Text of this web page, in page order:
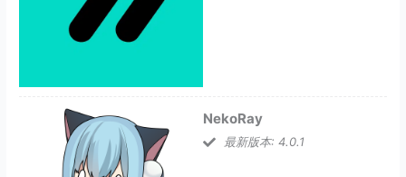
NekoRay
最新版本: 4.0.1